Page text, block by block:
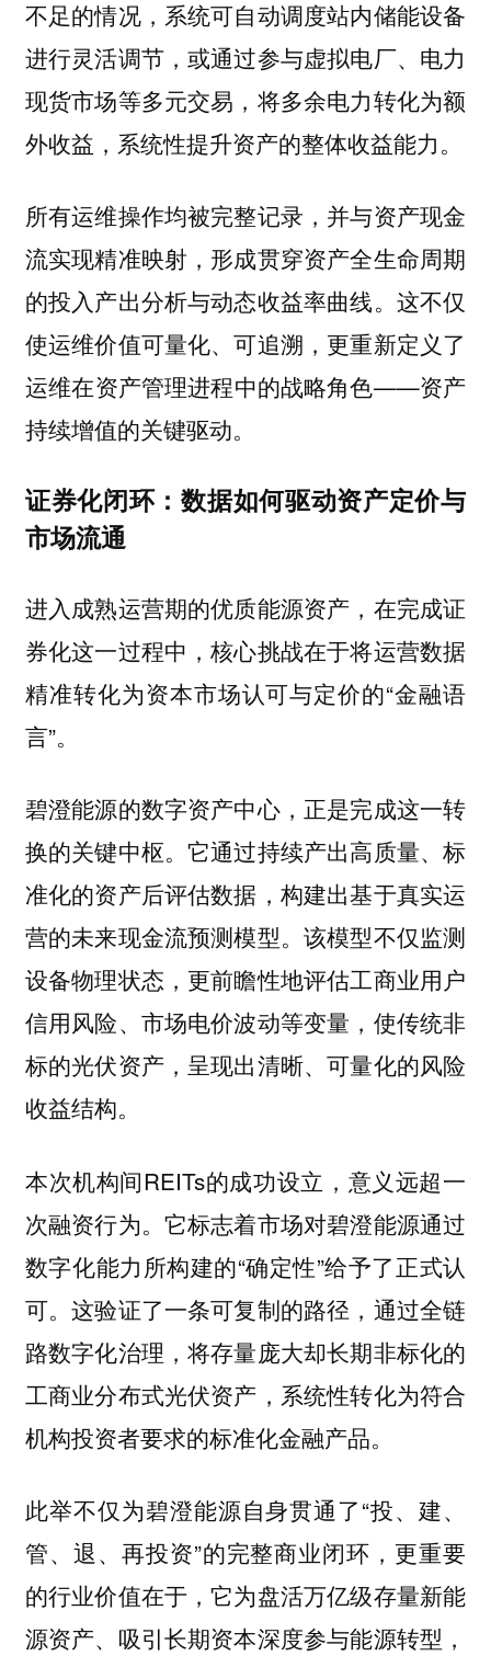
不足的情况，系统可自动调度站内储能设备
进行灵活调节，或通过参与虚拟电厂、电力
现货市场等多元交易，将多余电力转化为额
外收益，系统性提升资产的整体收益能力。
所有运维操作均被完整记录，并与资产现金
流实现精准映射，形成贯穿资产全生命周期
的投入产出分析与动态收益率曲线。这不仅
使运维价值可量化、可追溯，更重新定义了
运维在资产管理进程中的战略角色——资产
持续增值的关键驱动。
证券化闭环：数据如何驱动资产定价与
市场流通
进入成熟运营期的优质能源资产，在完成证
券化这一过程中，核心挑战在于将运营数据
精准转化为资本市场认可与定价的“金融语
言”。
碧澄能源的数字资产中心，正是完成这一转
换的关键中枢。它通过持续产出高质量、标
准化的资产后评估数据，构建出基于真实运
营的未来现金流预测模型。该模型不仅监测
设备物理状态，更前瞻性地评估工商业用户
信用风险、市场电价波动等变量，使传统非
标的光伏资产，呈现出清晰、可量化的风险
收益结构。
本次机构间REITs的成功设立，意义远超一
次融资行为。它标志着市场对碧澄能源通过
数字化能力所构建的“确定性”给予了正式认
可。这验证了一条可复制的路径，通过全链
路数字化治理，将存量庞大却长期非标化的
工商业分布式光伏资产，系统性转化为符合
机构投资者要求的标准化金融产品。
此举不仅为碧澄能源自身贯通了“投、建、
管、退、再投资”的完整商业闭环，更重要
的行业价值在于，它为盘活万亿级存量新能
源资产、吸引长期资本深度参与能源转型，